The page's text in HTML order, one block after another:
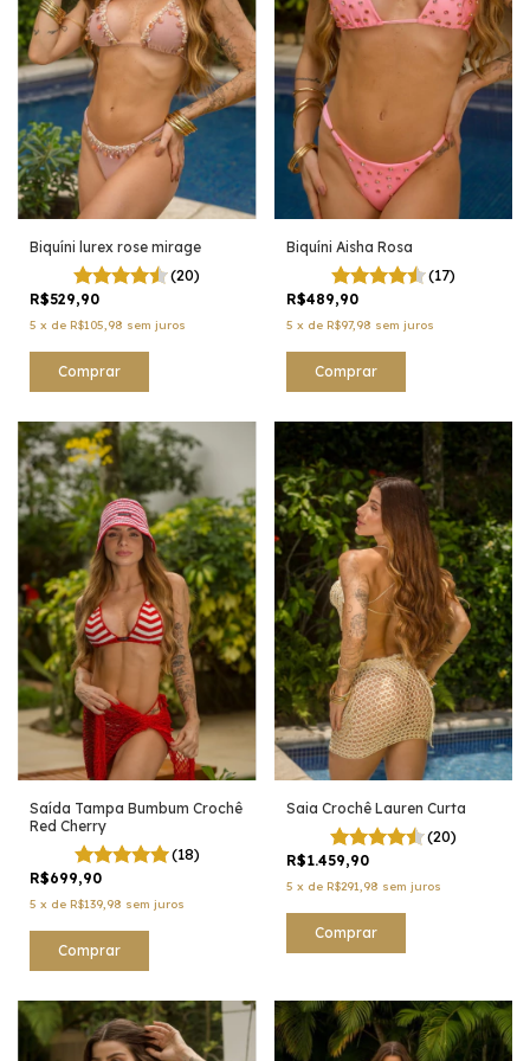
Biquíni lurex rose mirage
(20)
R$529,90
5 x de R$105,98 sem juros
Comprar
Biquíni Aisha Rosa
(17)
R$489,90
5 x de R$97,98 sem juros
Comprar
Saída Tampa Bumbum Crochê
Red Cherry
(18)
R$699,90
5 x de R$139,98 sem juros
Comprar
Saia Crochê Lauren Curta
(20)
R$1.459,90
5 x de R$291,98 sem juros
Comprar